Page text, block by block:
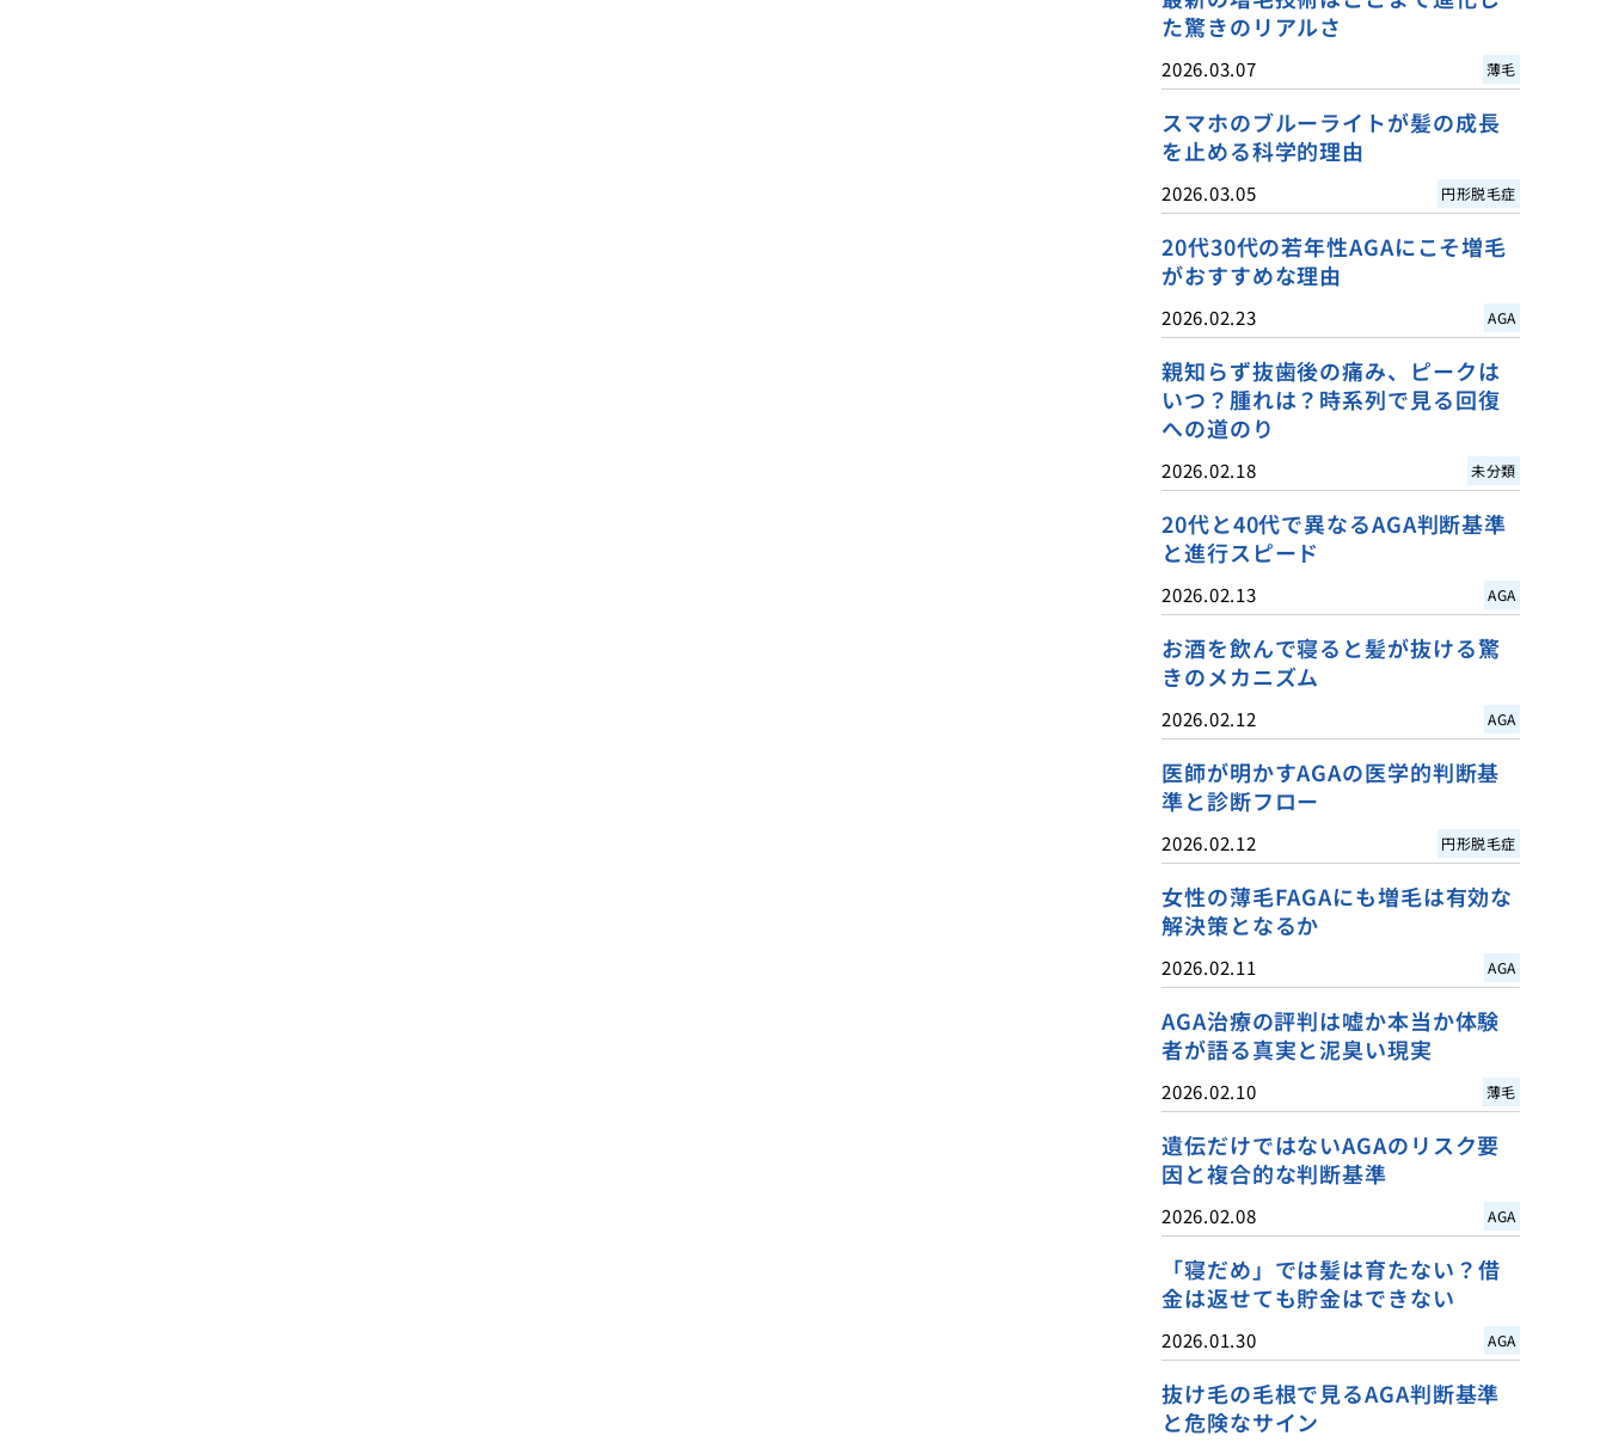
た驚きのリアルさ
2026.03.07 薄毛
スマホのブルーライトが髪の成長
を止める科学的理由
2026.03.05 円形脱毛症
20代30代の若年性AGAにこそ増毛
がおすすめな理由
2026.02.23 AGA
親知らず抜歯後の痛み、ピークは
いつ？腫れは？時系列で見る回復
への道のり
2026.02.18 未分類
20代と40代で異なるAGA判断基準
と進行スピード
2026.02.13 AGA
お酒を飲んで寝ると髪が抜ける驚
きのメカニズム
2026.02.12 AGA
医師が明かすAGAの医学的判断基
準と診断フロー
2026.02.12 円形脱毛症
女性の薄毛FAGAにも増毛は有効な
解決策となるか
2026.02.11 AGA
AGA治療の評判は嘘か本当か体験
者が語る真実と泥臭い現実
2026.02.10 薄毛
遺伝だけではないAGAのリスク要
因と複合的な判断基準
2026.02.08 AGA
「寝だめ」では髪は育たない？借
金は返せても貯金はできない
2026.01.30 AGA
抜け毛の毛根で見るAGA判断基準
と危険なサイン